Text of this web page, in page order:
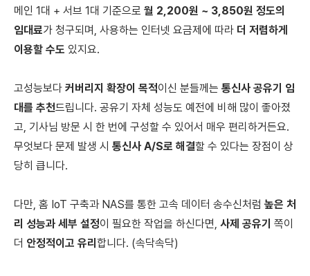
메인 1대 + 서브 1대 기준으로 월 2,200원 ~ 3,850원 정도의
임대료가 청구되며, 사용하는 인터넷 요금제에 따라 더 저렴하게
이용할 수도 있지요.
고성능보다 커버리지 확장이 목적이신 분들께는 통신사 공유기 임
대를 추천드립니다. 공유기 자체 성능도 예전에 비해 많이 좋아졌
고, 기사님 방문 시 한 번에 구성할 수 있어서 매우 편리하거든요.
무엇보다 문제 발생 시 통신사 A/S로 해결할 수 있다는 장점이 상
당히 큽니다.
다만, 홈 IoT 구축과 NAS를 통한 고속 데이터 송수신처럼 높은 처
리 성능과 세부 설정이 필요한 작업을 하신다면, 사제 공유기 쪽이
더 안정적이고 유리 합니다. (속닥속닥)